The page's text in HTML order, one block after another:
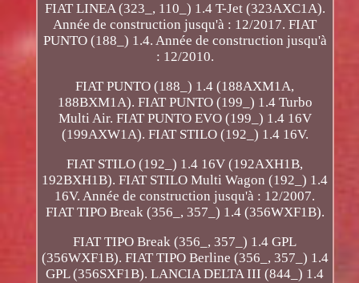
FIAT LINEA (323_, 110_) 1.4 T-Jet (323AXC1A).
Année de construction jusqu'à : 12/2017. FIAT
PUNTO (188_) 1.4. Année de construction jusqu'à
: 12/2010.
FIAT PUNTO (188_) 1.4 (188AXM1A,
188BXM1A). FIAT PUNTO (199_) 1.4 Turbo
Multi Air. FIAT PUNTO EVO (199_) 1.4 16V
(199AXW1A). FIAT STILO (192_) 1.4 16V.
FIAT STILO (192_) 1.4 16V (192AXH1B,
192BXH1B). FIAT STILO Multi Wagon (192_) 1.4
16V. Année de construction jusqu'à : 12/2007.
FIAT TIPO Break (356_, 357_) 1.4 (356WXF1B).
FIAT TIPO Break (356_, 357_) 1.4 GPL
(356WXF1B). FIAT TIPO Berline (356_, 357_) 1.4
GPL (356SXF1B). LANCIA DELTA III (844_) 1.4